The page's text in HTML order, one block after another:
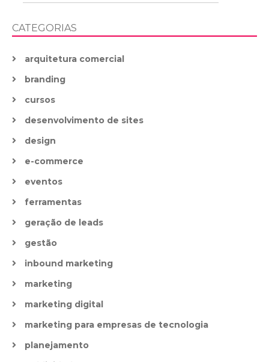
CATEGORIAS
arquitetura comercial
branding
cursos
desenvolvimento de sites
design
e-commerce
eventos
ferramentas
geração de leads
gestão
inbound marketing
marketing
marketing digital
marketing para empresas de tecnologia
planejamento